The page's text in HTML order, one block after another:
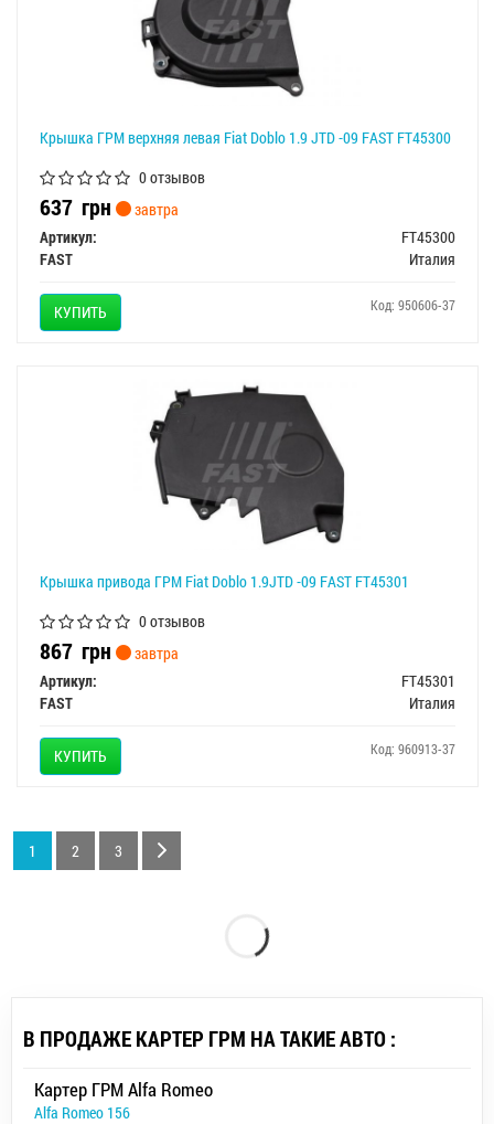
Крышка ГРМ верхняя левая Fiat Doblo 1.9 JTD -09 FAST FT45300
0 отзывов
637 грн
завтра
Артикул:
FT45300
FAST
Италия
КУПИТЬ Код: 950606-37
Крышка привода ГРМ Fiat Doblo 1.9JTD -09 FAST FT45301
0 отзывов
867 грн
завтра
Артикул:
FT45301
FAST
Италия
КУПИТЬ Код: 960913-37
1 2 3
В ПРОДАЖЕ КАРТЕР ГРМ НА ТАКИЕ АВТО :
Картер ГРМ Alfa Romeo
Alfa Romeo 156